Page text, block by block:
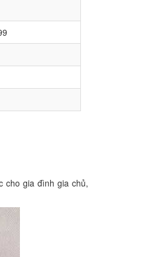
cho gia đình gia chủ,